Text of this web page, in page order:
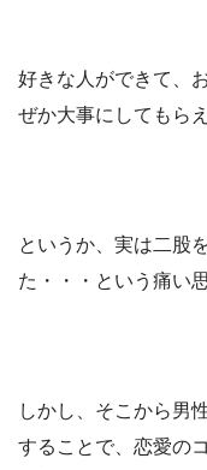
好きな人ができて、
ぜか大事にしてもら
というか、実は二股
た・・・という痛い
しかし、そこから男
することで、恋愛の